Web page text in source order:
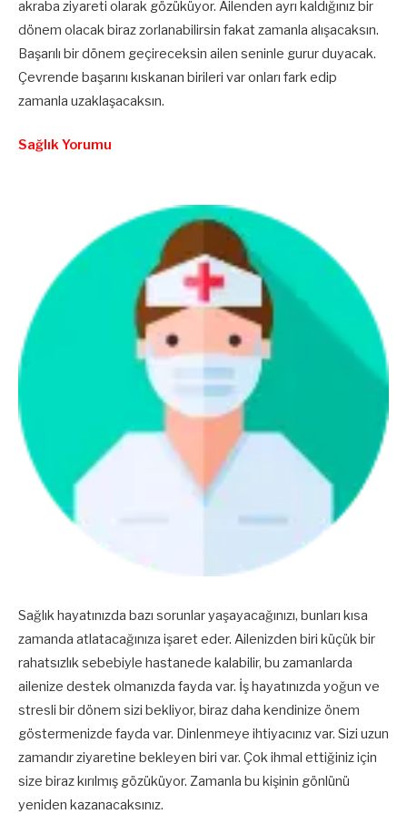
akraba ziyareti olarak gözüküyor. Ailenden ayrı kaldığınız bir
dönem olacak biraz zorlanabilirsin fakat zamanla alışacaksın.
Başarılı bir dönem geçireceksin ailen seninle gurur duyacak.
Çevrende başarını kıskanan birileri var onları fark edip
zamanla uzaklaşacaksın.
Sağlık Yorumu
Sağlık hayatınızda bazı sorunlar yaşayacağınızı, bunları kısa
zamanda atlatacağınıza işaret eder. Ailenizden biri küçük bir
rahatsızlık sebebiyle hastanede kalabilir, bu zamanlarda
ailenize destek olmanızda fayda var. İş hayatınızda yoğun ve
stresli bir dönem sizi bekliyor, biraz daha kendinize önem
göstermenizde fayda var. Dinlenmeye ihtiyacınız var. Sizi uzun
zamandır ziyaretine bekleyen biri var. Çok ihmal ettiğiniz için
size biraz kırılmış gözüküyor. Zamanla bu kişinin gönlünü
yeniden kazanacaksınız.